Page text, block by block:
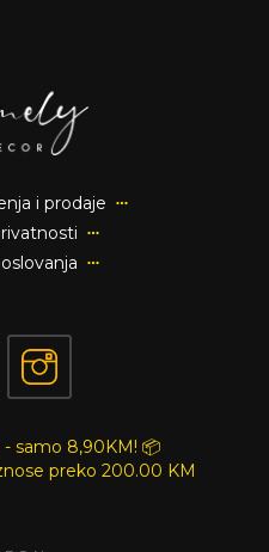
i prodaje
samo 8,90KM! 📦
preko 200.00 KM